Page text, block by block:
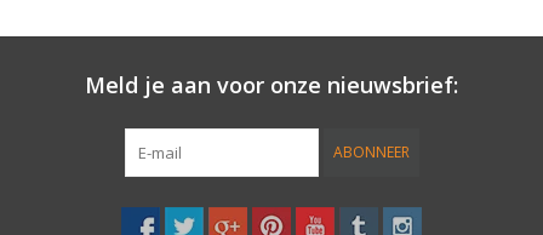
AccessoriesMeld je aan voor onze nieuwsbrief:
ABONNEER